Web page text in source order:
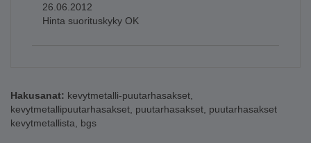
26.06.2012
Hinta suorituskyky OK
Hakusanat: kevytmetalli-puutarhasakset,
kevytmetallipuutarhasakset, puutarhasakset, puutarhasakset
kevytmetallista, bgs